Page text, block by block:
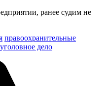
ранее судим не
правоохранительные
уголовное дело